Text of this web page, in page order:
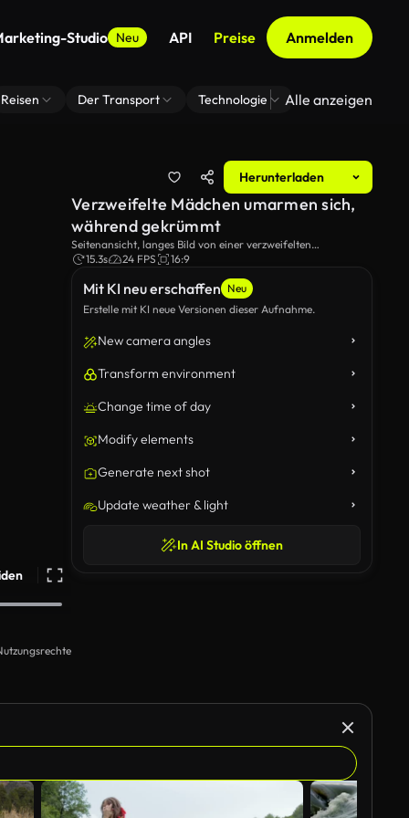
Studio Neu API Preise Anmelden
Reisen Der Transport Technologie Zoom Virtuelle
Alle anzeigen
Herunterladen
Mit KI neu erschaffen Neu
Erstelle mit KI neue Versionen dieser Aufnahme.
New camera angles
Transform environment
Change time of day
Modify elements
Generate next shot
Update weather & light
In AI Studio öffnen
Verzweifelte Mädchen umarmen sich,
während gekrümmt
Seitenansicht, langes Bild von einer verzweifelten
rothaarigen Frau, die während der Kreuzung und allein am
15.3s 24 FPS 16:9